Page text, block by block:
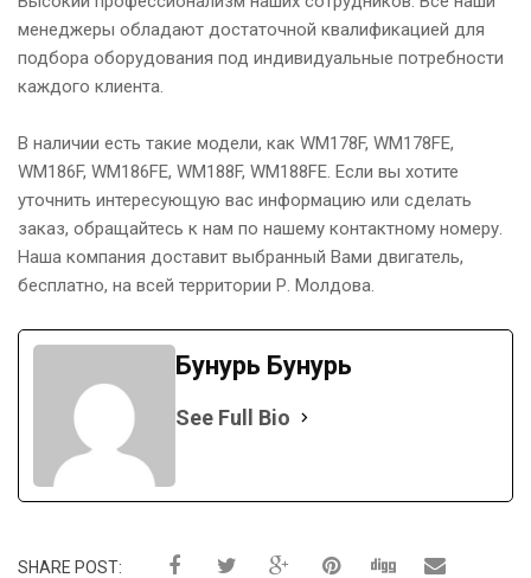
менеджеры обладают достаточной квалификацией для
подбора оборудования под индивидуальные потребности
каждого клиента.
В наличии есть такие модели, как WM178F, WM178FE,
WM186F, WM186FE, WM188F, WM188FE. Если вы хотите
уточнить интересующую вас информацию или сделать
заказ, обращайтесь к нам по нашему контактному номеру.
Наша компания доставит выбранный Вами двигатель,
бесплатно, на всей территории Р. Молдова.
Бунурь Бунурь
See Full Bio
SHARE POST: